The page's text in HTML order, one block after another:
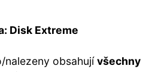
Disk Extreme
nalezeny obsahujívšechny